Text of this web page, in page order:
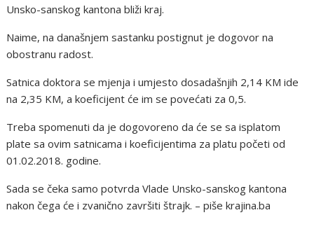
Unsko-sanskog kantona bliži kraj.
Naime, na današnjem sastanku postignut je dogovor na
obostranu radost.
Satnica doktora se mjenja i umjesto dosadašnjih 2,14 KM ide
na 2,35 KM, a koeficijent će im se povećati za 0,5.
Treba spomenuti da je dogovoreno da će se sa isplatom
plate sa ovim satnicama i koeficijentima za platu početi od
01.02.2018. godine.
Sada se čeka samo potvrda Vlade Unsko-sanskog kantona
nakon čega će i zvanično završiti štrajk. – piše krajina.ba